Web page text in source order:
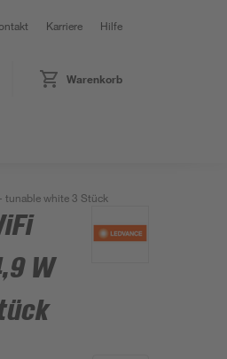
Karriere Hilfe
Warenkorb
tunable white 3 Stück
W